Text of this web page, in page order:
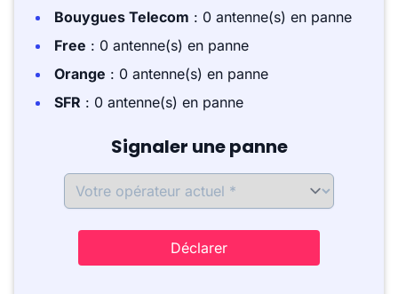
Bouygues Telecom : 0 antenne(s) en panne
Free : 0 antenne(s) en panne
Orange : 0 antenne(s) en panne
SFR : 0 antenne(s) en panne
Signaler une panne
Déclarer